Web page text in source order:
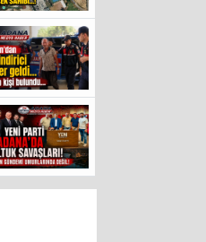
Başkanı
MHP